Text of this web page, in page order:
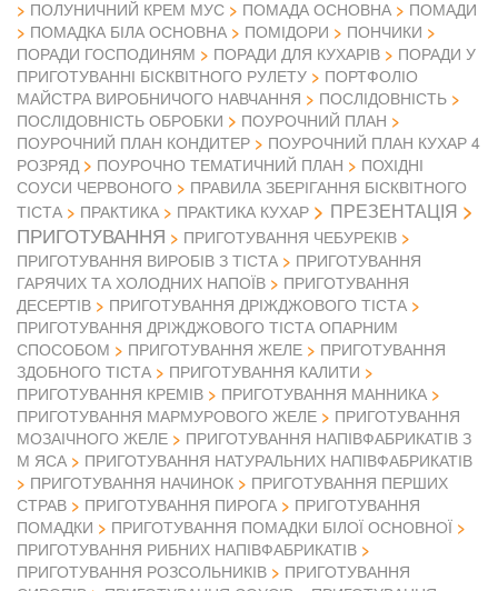
ПОЛУНИЧНИЙ КРЕМ МУС ПОМАДА ОСНОВНА
ПОМАДИ
ПОМАДКА БІЛА ОСНОВНА
ПОМІДОРИ
ПОНЧИКИ
ПОРАДИ ГОСПОДИНЯМ
ПОРАДИ ДЛЯ КУХАРІВ
ПОРАДИ У
ПРИГОТУВАННІ БІСКВІТНОГО РУЛЕТУ
ПОРТФОЛІО
МАЙСТРА ВИРОБНИЧОГО НАВЧАННЯ
ПОСЛІДОВНІСТЬ
ПОСЛІДОВНІСТЬ ОБРОБКИ
ПОУРОЧНИЙ ПЛАН
ПОУРОЧНИЙ ПЛАН КОНДИТЕР
ПОУРОЧНИЙ ПЛАН КУХАР 4
РОЗРЯД
ПОУРОЧНО ТЕМАТИЧНИЙ ПЛАН
ПОХІДНІ
СОУСИ ЧЕРВОНОГО
ПРАВИЛА ЗБЕРІГАННЯ БІСКВІТНОГО
ТІСТА
ПРАКТИКА ПРАКТИКА КУХАР
ПРЕЗЕНТАЦІЯ
ПРИГОТУВАННЯ
ПРИГОТУВАННЯ ЧЕБУРЕКІВ
ПРИГОТУВАННЯ ВИРОБІВ З ТІСТА
ПРИГОТУВАННЯ
ГАРЯЧИХ ТА ХОЛОДНИХ НАПОЇВ
ПРИГОТУВАННЯ
ДЕСЕРТІВ
ПРИГОТУВАННЯ ДРІЖДЖОВОГО ТІСТА
ПРИГОТУВАННЯ ДРІЖДЖОВОГО ТІСТА ОПАРНИМ
СПОСОБОМ
ПРИГОТУВАННЯ ЖЕЛЕ
ПРИГОТУВАННЯ
ЗДОБНОГО ТІСТА
ПРИГОТУВАННЯ КАЛИТИ
ПРИГОТУВАННЯ КРЕМІВ
ПРИГОТУВАННЯ МАННИКА
ПРИГОТУВАННЯ МАРМУРОВОГО ЖЕЛЕ
ПРИГОТУВАННЯ
МОЗАІЧНОГО ЖЕЛЕ
ПРИГОТУВАННЯ НАПІВФАБРИКАТІВ З
М ЯСА
ПРИГОТУВАННЯ НАТУРАЛЬНИХ НАПІВФАБРИКАТІВ
ПРИГОТУВАННЯ НАЧИНОК
ПРИГОТУВАННЯ ПЕРШИХ
СТРАВ
ПРИГОТУВАННЯ ПИРОГА
ПРИГОТУВАННЯ
ПОМАДКИ
ПРИГОТУВАННЯ ПОМАДКИ БІЛОЇ ОСНОВНОЇ
ПРИГОТУВАННЯ РИБНИХ НАПІВФАБРИКАТІВ
ПРИГОТУВАННЯ РОЗСОЛЬНИКІВ
ПРИГОТУВАННЯ